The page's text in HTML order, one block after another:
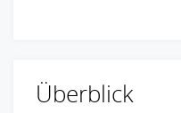
Überblick